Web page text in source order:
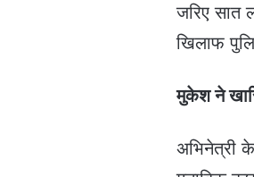
जरिए सात
खिलाफ
मुकेश ने
अभिनेत्री